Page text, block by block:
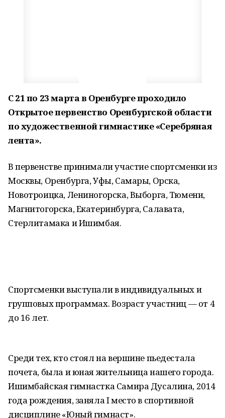
С 21 по 23 марта в Оренбурге проходило
Открытое первенство Оренбургской области
по художественной гимнастике «Серебряная
лента».
В первенстве принимали участие спортсменки из
Москвы, Оренбурга, Уфы, Самары, Орска,
Новотроицка, Лениногорска, Выборга, Тюмени,
Магнитогорска, Екатеринбурга, Салавата,
Стерлитамака и Ишимбая.
Спортсменки выступали в индивидуальных и
групповых программах. Возраст участниц — от 4
до 16 лет.
Среди тех, кто стоял на вершине пьедестала
почета, была и юная жительница нашего города.
Ишимбайская гимнастка Самира Дусалина, 2014
года рождения, заняла I место в спортивной
дисциплине «Юный гимнаст».